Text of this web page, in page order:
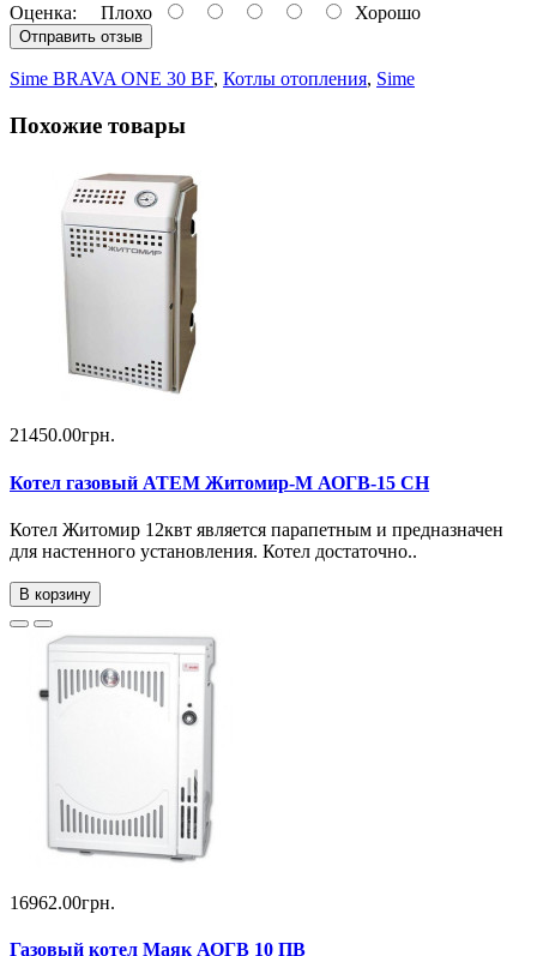
Оценка: Плохо Хорошо
Отправить отзыв
Sime BRAVA ONE 30 BF, Котлы отопления, Sime
Похожие товары
21450.00грн.
Котел газовый ATEM Житомир-М АОГВ-15 СН
Котел Житомир 12квт является парапетным и предназначен
для настенного установления. Котел достаточно..
В корзину
16962.00грн.
Газовый котел Маяк АОГВ 10 ПВ